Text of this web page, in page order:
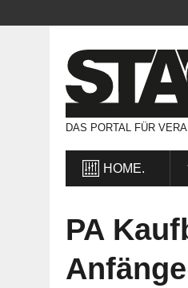
DAS PORTAL FÜR
HOME.
PA